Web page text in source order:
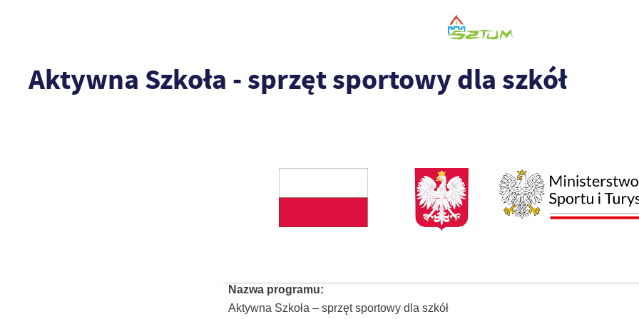
Aktywna Szkoła - sprzęt sportowy dla szkół
Nazwa programu:
Aktywna Szkoła – sprzęt sportowy dla szkół